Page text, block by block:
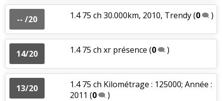
-- /20 1.4 75 ch 30.000km, 2010, Trendy(0 )
14/20 1.4 75 ch xr présence (0 )
13/20
1.4 75 ch Kilométrage : 125000; Année :
2011 (0 )